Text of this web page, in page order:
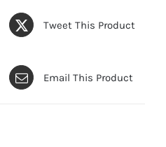
Tweet This Product
Email This Product